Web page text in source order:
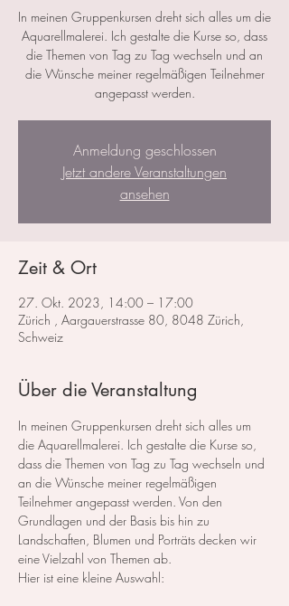
In meinen Gruppenkursen dreht sich alles um die
Aquarellmalerei. Ich gestalte die Kurse so, dass
die Themen von Tag zu Tag wechseln und an
die Wünsche meiner regelmäßigen Teilnehmer
angepasst werden.
Anmeldung geschlossen
Jetzt andere Veranstaltungen
ansehen
Zeit & Ort
27. Okt. 2023, 14:00 – 17:00
Zürich , Aargauerstrasse 80, 8048 Zürich,
Schweiz
Über die Veranstaltung
In meinen Gruppenkursen dreht sich alles um
die Aquarellmalerei. Ich gestalte die Kurse so,
dass die Themen von Tag zu Tag wechseln und
an die Wünsche meiner regelmäßigen
Teilnehmer angepasst werden. Von den
Grundlagen und der Basis bis hin zu
Landschaften, Blumen und Porträts decken wir
eine Vielzahl von Themen ab.
Hier ist eine kleine Auswahl: